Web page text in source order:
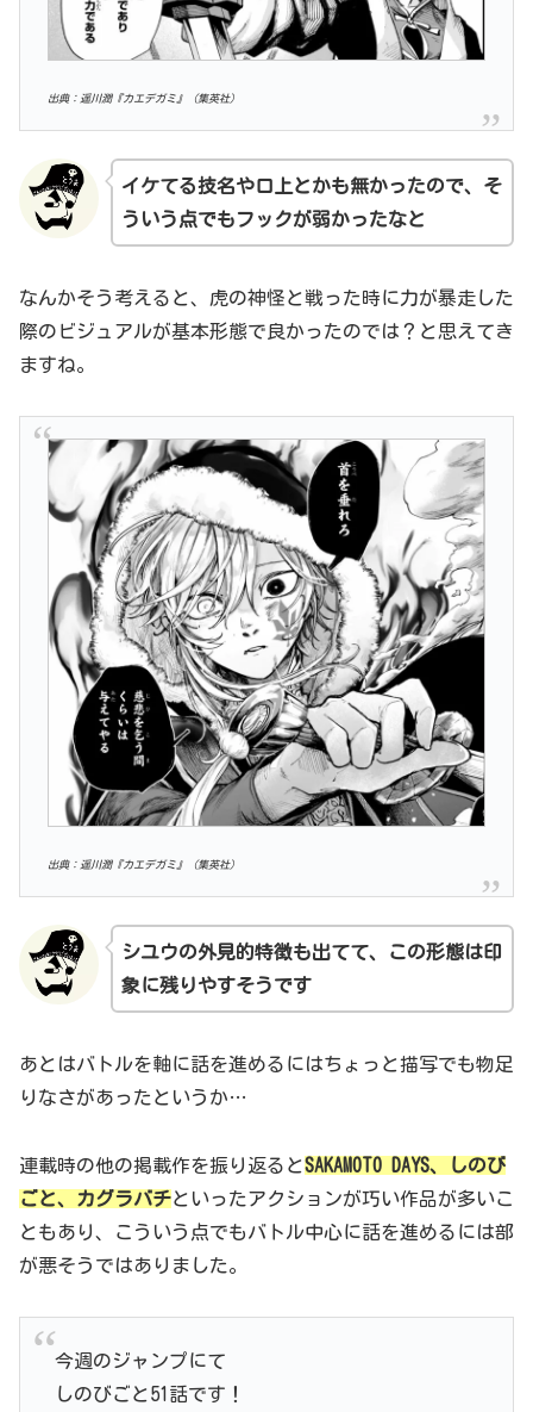
出典：遥川潤『カエデガミ』（集英社）
イケてる技名や口上とかも無かったので、そ
ういう点でもフックが弱かったなと
なんかそう考えると、虎の神怪と戦った時に力が暴走した
際のビジュアルが基本形態で良かったのでは？と思えてき
ますね。
出典：遥川潤『カエデガミ』（集英社）
シユウの外見的特徴も出てて、この形態は印
象に残りやすそうです
あとはバトルを軸に話を進めるにはちょっと描写でも物足
りなさがあったというか…
連載時の他の掲載作を振り返るとSAKAMOTO DAYS、しのび
ごと、カグラバチといったアクションが巧い作品が多いこ
ともあり、こういう点でもバトル中心に話を進めるには部
が悪そうではありました。
今週のジャンプにて
しのびごと51話です！